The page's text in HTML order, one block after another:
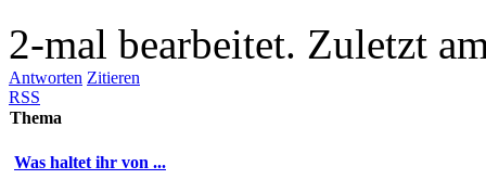
2-mal bearbeitet. Zuletzt
Antworten Zitieren
RSS
Thema
Was haltet ihr von ...